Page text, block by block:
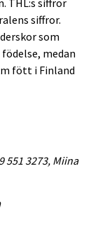
siffror.
som
medan
fött i Finland
551 3273, Miina